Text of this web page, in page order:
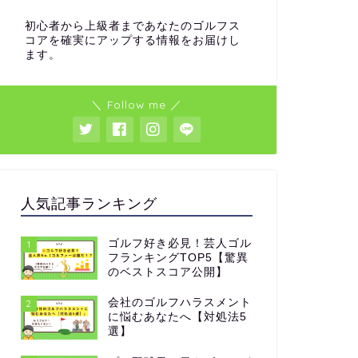
初心者から上級者まであなたのゴルフス
コアを確実にアップする情報をお届けし
ます。
＼ Follow me ／
人気記事ランキング
1
ゴルフ好き必見！芸人ゴル
フランキングTOP5【驚異
のベストスコア公開】
2
会社のゴルフハラスメント
に悩むあなたへ【対処法5
選】